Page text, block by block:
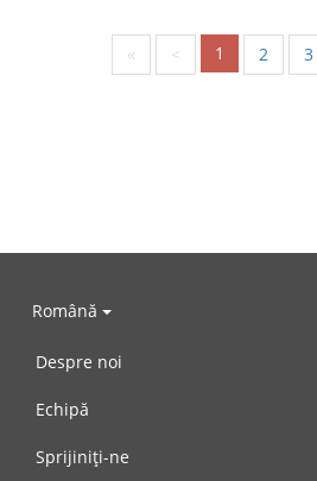
« < 1 2 3
Română
Despre noi
Echipă
Sprijiniți-ne